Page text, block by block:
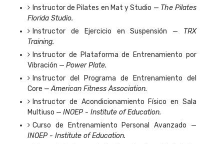
Instructor de Pilates en Mat y Studio — The Pilates
Florida Studio.
Instructor de Ejercicio en Suspensión — TRX
Training.
Instructor de Plataforma de Entrenamiento por
Vibración — Power Plate.
Instructor del Programa de Entrenamiento del
Core —American Fitness Association.
Instructor de Acondicionamiento Físico en Sala
Multiuso — INOEP - Institute of Education.
Curso de Entrenamiento Personal Avanzado —
INOEP - Institute of Education.